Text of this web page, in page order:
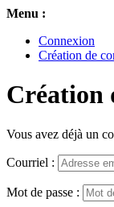
Menu :
Connexion
Création de
Création
Vous avez déjà un
Courriel :
Mot de passe :